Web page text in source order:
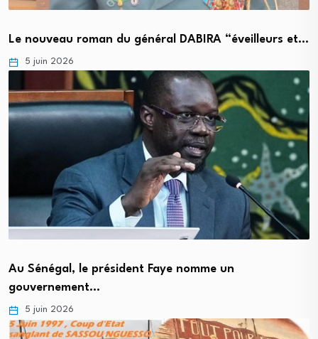
Le nouveau roman du général DABIRA “éveilleurs et…
5 juin 2026
Au Sénégal, le président Faye nomme un
gouvernement…
5 juin 2026